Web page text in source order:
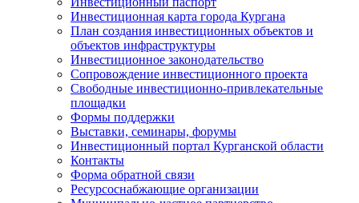
Инвестиционная карта города Кургана
План создания инвестиционных объектов и
объектов инфраструктуры
Инвестиционное законодательство
Сопровождение инвестиционного проекта
Свободные инвестиционно-привлекательные
площадки
Формы поддержки
Выставки, семинары, форумы
Инвестиционный портал Курганской области
Контакты
Форма обратной связи
Ресурсоснабжающие организации